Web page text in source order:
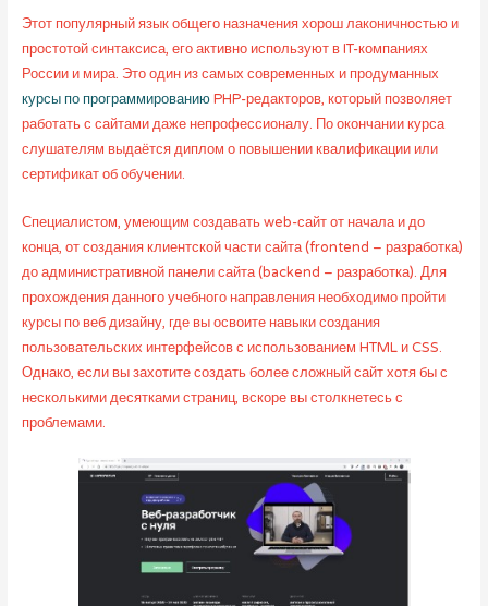
Этот популярный язык общего назначения хорош лаконичностью и
простотой синтаксиса, его активно используют в IT-компаниях
России и мира. Это один из самых современных и продуманных
курсы по программированиюPHP-редакторов, который позволяет
работать с сайтами даже непрофессионалу. По окончании курса
слушателям выдаётся диплом о повышении квалификации или
сертификат об обучении.
Специалистом, умеющим создавать web-сайт от начала и до
конца, от создания клиентской части сайта (frontend – разработка)
до административной панели сайта (backend – разработка). Для
прохождения данного учебного направления необходимо пройти
курсы по веб дизайну, где вы освоите навыки создания
пользовательских интерфейсов с использованием HTML и CSS.
Однако, если вы захотите создать более сложный сайт хотя бы с
несколькими десятками страниц, вскоре вы столкнетесь с
проблемами.